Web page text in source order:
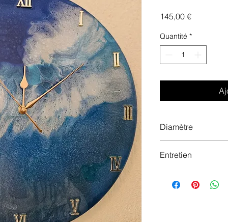
145,00 €Prix
Quantité *
Diamètre
Entretien
d'éviter les micro